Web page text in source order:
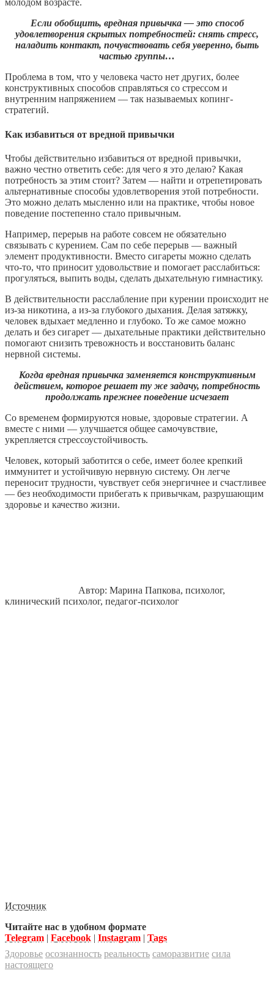
молодом возрасте.
Если обобщить, вредная привычка — это способ
удовлетворения скрытых потребностей: снять стресс,
наладить контакт, почувствовать себя уверенно, быть
частью группы…
Проблема в том, что у человека часто нет других, более
конструктивных способов справляться со стрессом и
внутренним напряжением — так называемых копинг-
стратегий.
Как избавиться от вредной привычки
Чтобы действительно избавиться от вредной привычки,
важно честно ответить себе: для чего я это делаю? Какая
потребность за этим стоит? Затем — найти и отрепетировать
альтернативные способы удовлетворения этой потребности.
Это можно делать мысленно или на практике, чтобы новое
поведение постепенно стало привычным.
Например, перерыв на работе совсем не обязательно
связывать с курением. Сам по себе перерыв — важный
элемент продуктивности. Вместо сигареты можно сделать
что-то, что приносит удовольствие и помогает расслабиться:
прогуляться, выпить воды, сделать дыхательную гимнастику.
В действительности расслабление при курении происходит не
из-за никотина, а из-за глубокого дыхания. Делая затяжку,
человек вдыхает медленно и глубоко. То же самое можно
делать и без сигарет — дыхательные практики действительно
помогают снизить тревожность и восстановить баланс
нервной системы.
Когда вредная привычка заменяется конструктивным
действием, которое решает ту же задачу, потребность
продолжать прежнее поведение исчезает
Со временем формируются новые, здоровые стратегии. А
вместе с ними — улучшается общее самочувствие,
укрепляется стрессоустойчивость.
Человек, который заботится о себе, имеет более крепкий
иммунитет и устойчивую нервную систему. Он легче
переносит трудности, чувствует себя энергичнее и счастливее
— без необходимости прибегать к привычкам, разрушающим
здоровье и качество жизни.
Автор: Марина Папкова, психолог,
клинический психолог, педагог-психолог
Источник
Читайте нас в удобном формате
Telegram | Facebook | Instagram | Tags
Здоровье осознанность реальность саморазвитие сила
настоящего